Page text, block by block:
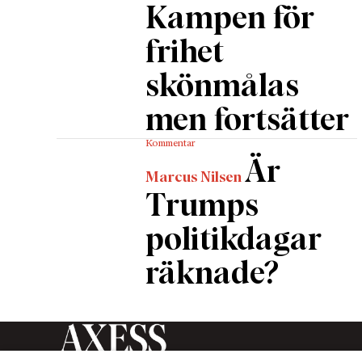
Kampen för
frihet
skönmålas
men fortsätter
Kommentar
Marcus Nilsen Är
Trumps
politikdagar
räknade?